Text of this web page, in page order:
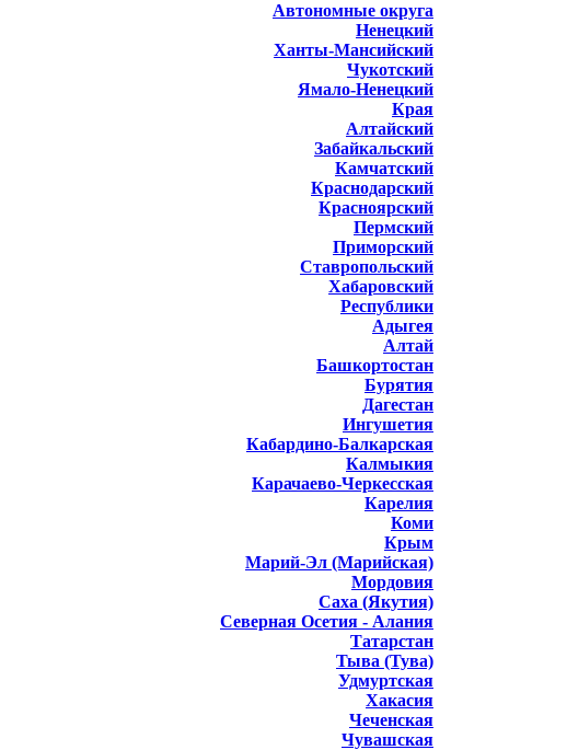
Автономные округа
Ненецкий
Ханты-Мансийский
Чукотский
Ямало-Ненецкий
Края
Алтайский
Забайкальский
Камчатский
Краснодарский
Красноярский
Пермский
Приморский
Ставропольский
Хабаровский
Республики
Адыгея
Алтай
Башкортостан
Бурятия
Дагестан
Ингушетия
Кабардино-Балкарская
Калмыкия
Карачаево-Черкесская
Карелия
Коми
Крым
Марий-Эл (Марийская)
Мордовия
Саха (Якутия)
Северная Осетия - Алания
Татарстан
Тыва (Тува)
Удмуртская
Хакасия
Чеченская
Чувашская